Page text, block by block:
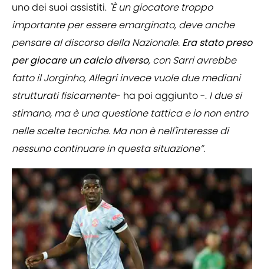
uno dei suoi assistiti. "È un giocatore troppo
importante per essere emarginato, deve anche
pensare al discorso della Nazionale. Era stato preso
per giocare un calcio diverso, con Sarri avrebbe
fatto il Jorginho, Allegri invece vuole due mediani
strutturati fisicamente- ha poi aggiunto -. I due si
stimano, ma è una questione tattica e io non entro
nelle scelte tecniche. Ma non è nell'interesse di
nessuno continuare in questa situazione”.